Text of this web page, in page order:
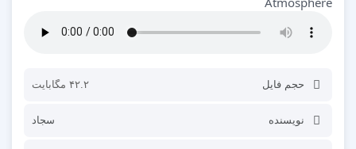
حجم فایل ۴۲.۲ مگابایت
نویسنده سجاد